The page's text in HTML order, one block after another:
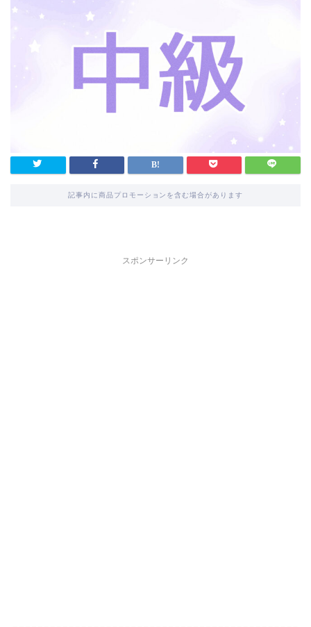
記事内に商品プロモーションを含む場合があります
スポンサーリンク